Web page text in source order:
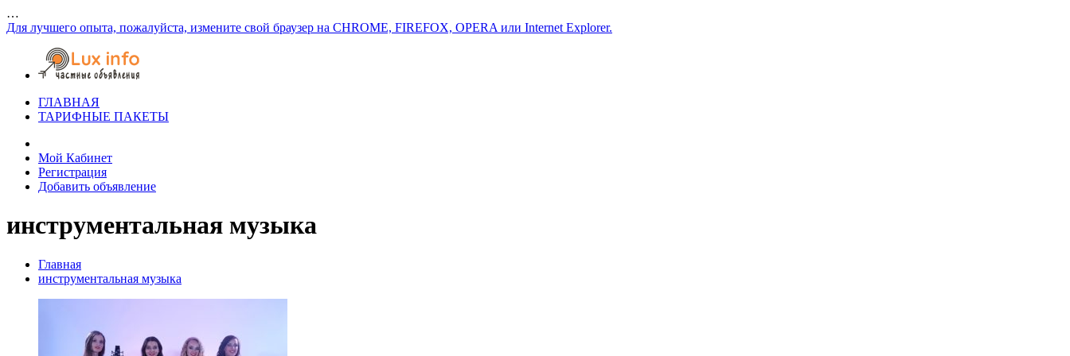
…
Для лучшего опыта, пожалуйста, измените свой браузер на CHROME, FIREFOX, OPERA или Internet Explorer.
ГЛАВНАЯ
ТАРИФНЫЕ ПАКЕТЫ
Мой Кабинет
Регистрация
Добавить объявление
инструментальная музыка
Главная
инструментальная музыка